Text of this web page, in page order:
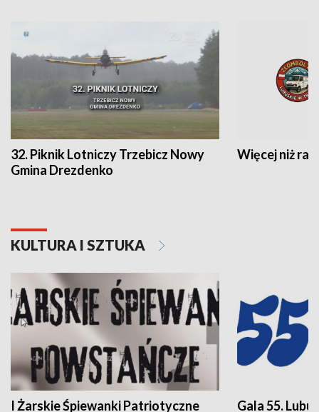
32. Piknik Lotniczy Trzebicz Nowy
Gmina Drezdenko
Więcej niż rajd
KULTURA I SZTUKA
I Żarskie Śpiewanki Patriotyczne
Gala 55.